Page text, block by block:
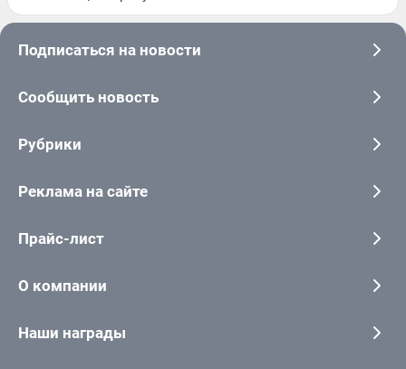
Подписаться на новости
Сообщить новость
Рубрики
Реклама на сайте
Прайс-лист
О компании
Наши награды